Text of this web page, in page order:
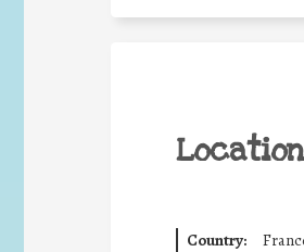
Location
Country: